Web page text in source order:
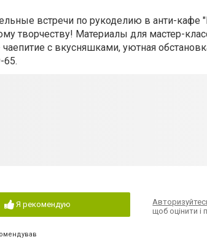
встречи по рукоделию в анти-кафе
творчеству! Материалы для мастер-
чаепитие с вкусняшками, уютная
65.
Я рекомендую
щоб оцінити і